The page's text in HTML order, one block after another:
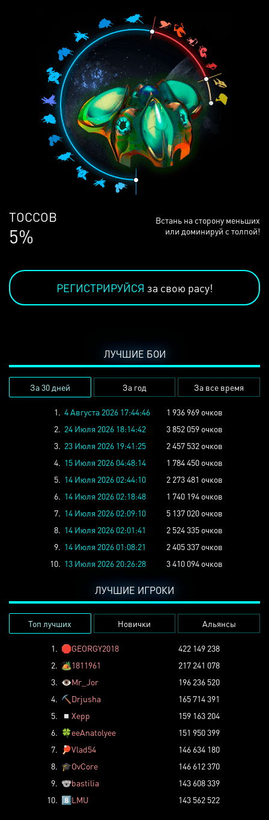
ЛЮДЕЙ
68%
Встань на сторону меньших
или доминируй с толпой!
РЕГИСТРИРУЙСЯ за свою расу!
ЛУЧШИЕ БОИ
За 30 дней За год За все время
1. 4 Августа 2026 17:44:46
1 936 969 очков
2. 24 Июля 2026 18:14:42
3 852 059 очков
3. 23 Июля 2026 19:41:25
2 457 532 очков
4. 15 Июля 2026 04:48:14
1 784 450 очков
5. 14 Июля 2026 02:44:10
2 273 481 очков
6. 14 Июля 2026 02:18:48
1 740 194 очков
7. 14 Июля 2026 02:09:10
5 137 020 очков
8. 14 Июля 2026 02:01:41
2 524 335 очков
9. 14 Июля 2026 01:08:21
2 405 337 очков
10. 13 Июля 2026 20:26:28 3 410 094 очков
ЛУЧШИЕ ИГРОКИ
Топ лучших Новички Альянсы
1. 🛑GEORGY2018
422 149 238
2. 🏕️1811961
217 241 078
3. 👁️Mr_Jor
196 236 520
4. ⛏️ Drjusha
165 714 391
5.
◽ Xepp
159 163 204
6. 🍀eeAnatolyee
151 950 399
7.
🏓Vlad54
146 634 180
8. 🎓OvCore
146 612 370
9. 🐨bastilia
143 608 339
10. 8️⃣LMU 143 562 522